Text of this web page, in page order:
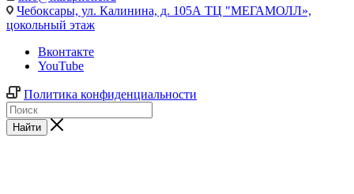
Чебоксары, ул. Калинина, д. 105А ТЦ "МЕГАМОЛЛ»,
цокольный этаж
Вконтакте
YouTube
Политика конфиденциальности
Найти